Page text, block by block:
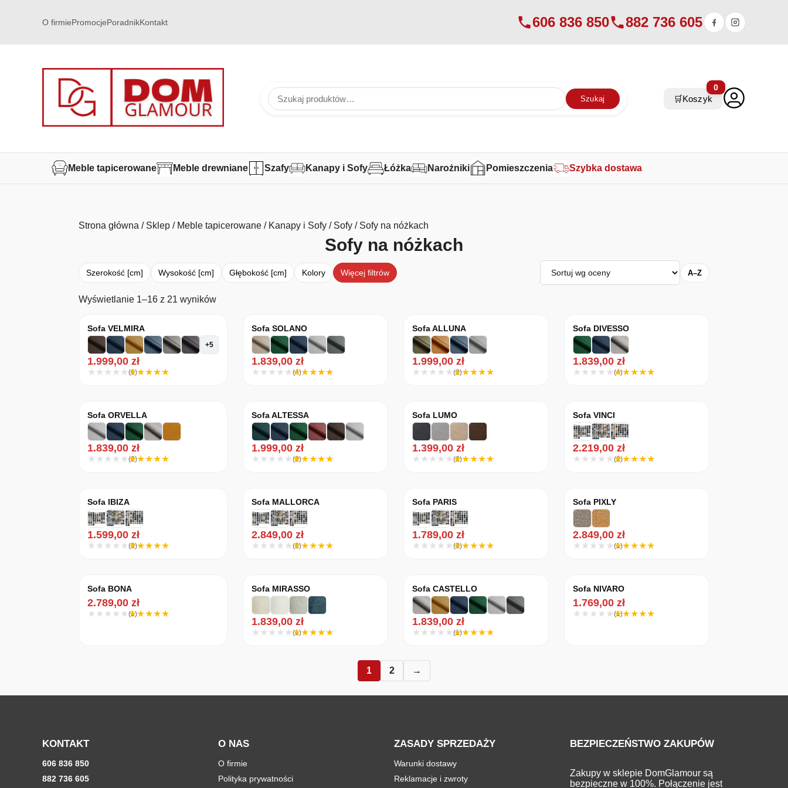
O firmiePromocjePoradnikKontakt 606 836 850 882 736 605
Szukaj 🛒Koszyk
0
Meble tapicerowane Meble drewniane Szafy Kanapy i Sofy Łóżka Narożniki Pomieszczenia Szybka dostawa
Strona główna / Sklep / Meble tapicerowane / Kanapy i Sofy / Sofy / Sofy na nóżkach
Sofy na nóżkach
Szerokość [cm] Wysokość [cm] Głębokość [cm] Kolory Więcej filtrów
Sortuj
A–Z
Wyświetlanie 1–16 z 21 wynikówPosortowane według średniej oceny
Sofa VELMIRA
+5
1.999,00zł
(6)
Sofa SOLANO
1.839,00zł
(4)
Sofa ALLUNA
1.999,00zł
(3)
Sofa DIVESSO
1.839,00 zł
(4)
Sofa ORVELLA
1.839,00zł
(2)
Sofa ALTESSA
1.999,00zł
(2)
Sofa LUMO
1.399,00zł
(2)
Sofa VINCI
2.219,00 zł
(2)
Sofa IBIZA
1.599,00zł
(3)
Sofa MALLORCA
2.849,00zł
(2)
Sofa PARIS
1.789,00zł
(3)
Sofa PIXLY
2.849,00 zł
(1)
Sofa BONA
2.789,00zł
(1)
Sofa MIRASSO
1.839,00zł
(1)
Sofa CASTELLO
1.839,00zł
(1)
Sofa NIVARO
1.769,00 zł
(1)
1 2 →
KONTAKT
606 836 850
882 736 605
O NAS
O firmie
Polityka prywatności
ZASADY SPRZEDAŻY
Warunki dostawy
Reklamacje i zwroty
BEZPIECZEŃSTWO ZAKUPÓW
Zakupy w sklepie DomGlamour są
bezpieczne w 100%. Połączenie jest